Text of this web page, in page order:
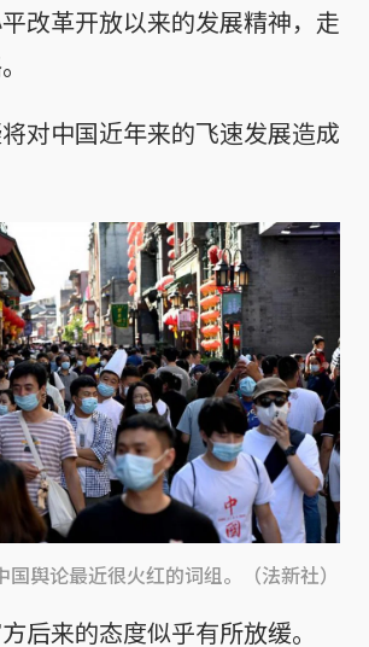
改革开放以来的发展精神，走
对中国近年来的飞速发展造成
舆论最近很火红的词组。（法新社）
后来的态度似乎有所放缓。